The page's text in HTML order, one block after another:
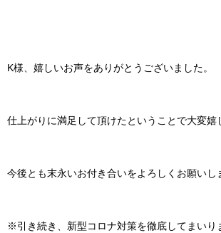
K様、嬉しいお声をありがとうございました。
仕上がりに満足して頂けたということで大変嬉
今後とも末永いお付き合いをよろしくお願いし
※引き続き、新型コロナ対策を徹底してまいり